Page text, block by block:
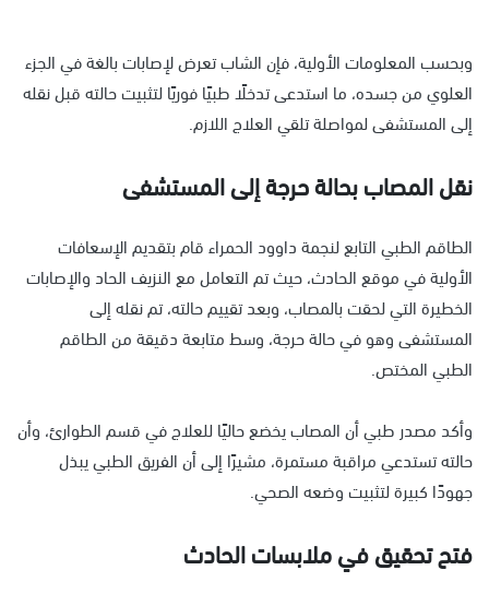
وبحسب المعلومات الأولية، فإن الشاب تعرض لإصابات بالغة في الجزء
العلوي من جسده، ما استدعى تدخلًا طبيًا فوريًا لتثبيت حالته قبل نقله
إلى المستشفى لمواصلة تلقي العلاج اللازم.
نقل المصاب بحالة حرجة إلى المستشفى
الطاقم الطبي التابع لنجمة داوود الحمراء قام بتقديم الإسعافات
الأولية في موقع الحادث، حيث تم التعامل مع النزيف الحاد والإصابات
الخطيرة التي لحقت بالمصاب، وبعد تقييم حالته، تم نقله إلى
المستشفى وهو في حالة حرجة، وسط متابعة دقيقة من الطاقم
الطبي المختص.
وأكد مصدر طبي أن المصاب يخضع حاليًا للعلاج في قسم الطوارئ، وأن
حالته تستدعي مراقبة مستمرة، مشيرًا إلى أن الفريق الطبي يبذل
جهودًا كبيرة لتثبيت وضعه الصحي.
فتح تحقيق في ملابسات الحادث